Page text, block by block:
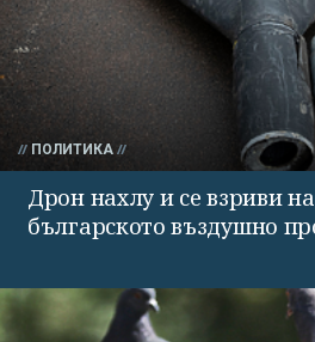
ПОЛИТИКА
Дрон нахлу и се взриви
българското въздушно